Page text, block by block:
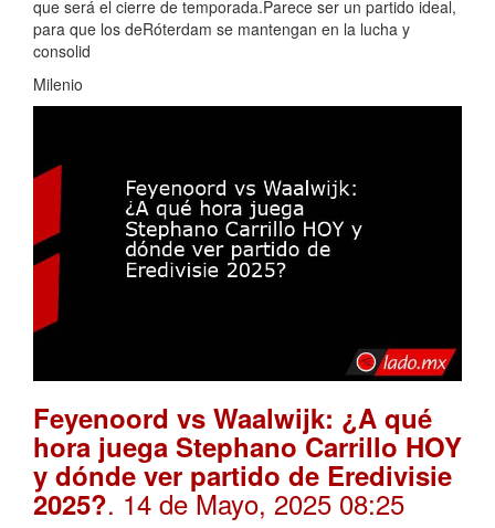
que será el cierre de temporada.Parece ser un partido ideal,
para que los deRóterdam se mantengan en la lucha y
consolid
Milenio
Feyenoord vs Waalwijk: ¿A qué
hora juega Stephano Carrillo HOY
y dónde ver partido de Eredivisie
2025?. 14 de Mayo, 2025 08:25